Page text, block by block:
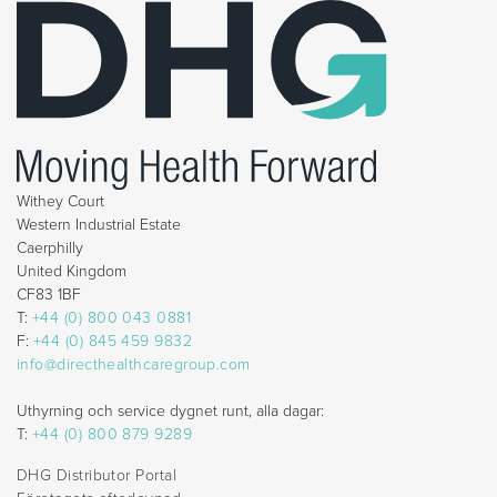
Withey Court
Western Industrial Estate
Caerphilly
United Kingdom
CF83 1BF
T: +44 (0) 800 043 0881
F: +44 (0) 845 459 9832
info@directhealthcaregroup.com
Uthyrning och service dygnet runt, alla dagar:
T: +44 (0) 800 879 9289
DHG Distributor Portal